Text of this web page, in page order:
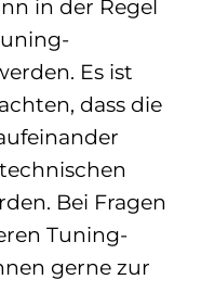
in der Regel
Es ist
dass die
Bei Fragen
Tuning-
gerne zur